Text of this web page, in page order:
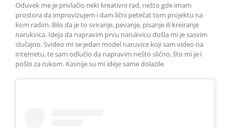
Oduvek me je privlačio neki kreativni rad, nešto gde imam
prostora da improvizujem i dam lični petečat tom projektu na
kom radim. Bilo da je to sviranje, pevanje, pisanje ili kreiranje
narukvica. Ideja da napravim prvu narukvicu došla mi je sasvim
slučajno. Svideo mi se jedan model naruvice koji sam video na
internetu, te sam odlučio da napravim nešto slično, što mi je i
pošlo za rukom. Kasnije su mi ideje same dolazile.